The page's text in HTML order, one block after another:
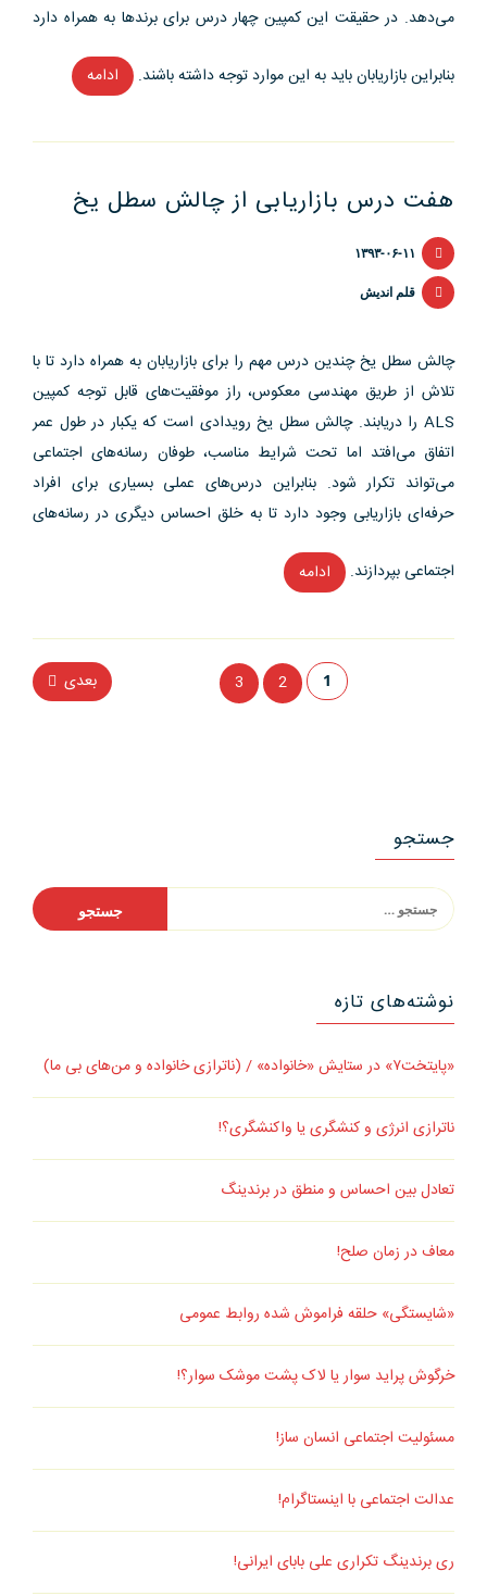
می‌دهد. در حقیقت این کمپین چهار درس برای برندها به همراه دارد
بنابراین بازاریابان باید به این موارد توجه داشته باشند. ادامه “درس‌هایی
برندها
از
هفت درس بازاریابی از چالش سطل یخ
۱۳۹۳-۰۶-۱۱
قلم اندیش
چالش سطل یخ چندین درس مهم را برای بازاریابان به همراه دارد تا با
تلاش از طریق مهندسی معکوس، راز موفقیت‌های قابل توجه کمپین
ALS را دریابند. چالش سطل یخ رویدادی است که یکبار در طول عمر
اتفاق می‌افتد اما تحت شرایط مناسب، طوفان رسانه‌های اجتماعی
می‌تواند تکرار شود. بنابراین درس‌های عملی بسیاری برای افراد
حرفه‌ای بازاریابی وجود دارد تا به خلق احساس دیگری در رسانه‌های
اجتماعی بپردازند. ادامه “هفت
از
چالش
1
2
3 بعدی
جستجو
جستجو
برای:
نوشته‌های تازه
«پایتخت۷» در ستایش «خانواده» / (ناترازی خانواده و من‌های بی ما)
ناترازی انرژی و کنشگری یا واکنشگری؟!
تعادل بین احساس و منطق در برندینگ
معاف در زمان صلح!
«شایستگی» حلقه فراموش شده روابط عمومی
خرگوش پراید سوار یا لاک پشت موشک سوار؟!
مسئولیت اجتماعی انسان ساز!
عدالت اجتماعی با اینستاگرام!
ری برندینگ تکراری علی بابای ایرانی!